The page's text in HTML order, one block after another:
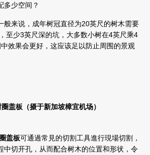
多少空间？
般来说，成年树冠直径为20英尺的树木需要
至少3英尺深的坑，大多数小树在4英尺乘4
效果会更好，这应该足以防止周围的景观
圈盖板（摄于新加坡樟宜机场）
盖板可通過常見的切割工具進行現場切割，
中切开孔，从而配合树木的位置和形状，令